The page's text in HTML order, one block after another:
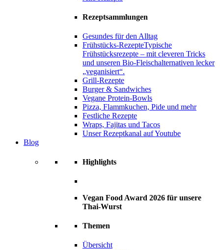
Rezeptsammlungen
Gesundes für den Alltag
Frühstücks-RezepteTypische
Frühstücksrezepte – mit cleveren Tricks
und unseren Bio-Fleischalternativen lecker
„veganisiert“.
Grill-Rezepte
Burger & Sandwiches
Vegane Protein-Bowls
Pizza, Flammkuchen, Pide und mehr
Festliche Rezepte
Wraps, Fajitas und Tacos
Unser Rezeptkanal auf Youtube
Blog
Highlights
Vegan Food Award 2026 für unsere
Thai-Wurst
Themen
Übersicht